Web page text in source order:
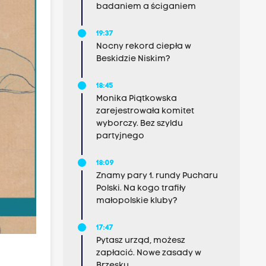
badaniem a ściganiem
19:37
Nocny rekord ciepła w
Beskidzie Niskim?
18:45
Monika Piątkowska
zarejestrowała komitet
wyborczy. Bez szyldu
partyjnego
18:09
Znamy pary 1. rundy Pucharu
Polski. Na kogo trafiły
małopolskie kluby?
17:47
Pytasz urząd, możesz
zapłacić. Nowe zasady w